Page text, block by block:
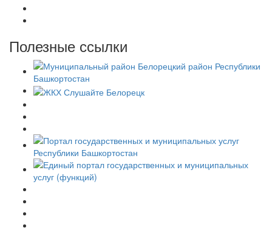
Полезные ссылки